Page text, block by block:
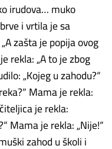
irudova… muko
i vrtila je sa
zašta je popija ovog
rekla: „A to je zbog
„Kojeg u zahodu?“
Mama je rekla:
je rekla:
Mama je rekla: „Nije!“
zahod u školi i